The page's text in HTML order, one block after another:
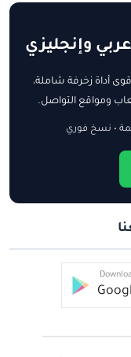
وإنجليزي
أداة زخرفة شاملة،
ومواقع التواصل.
• نسخ فوري